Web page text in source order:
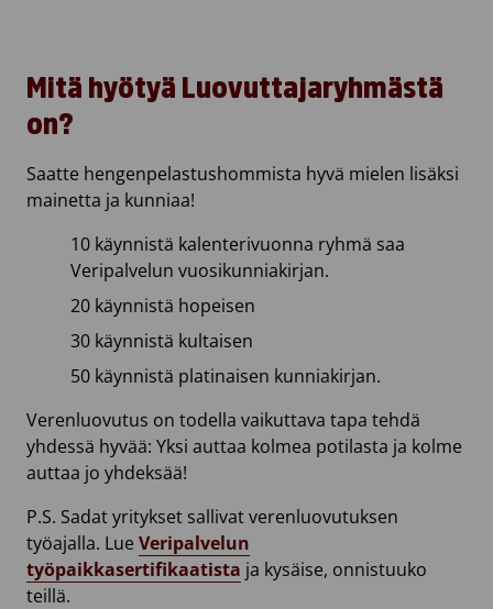
Mitä hyötyä Luovuttajaryhmästä
on?
Saatte hengenpelastushommista hyvä mielen lisäksi
mainetta ja kunniaa!
10 käynnistä kalenterivuonna ryhmä saa
Veripalvelun vuosikunniakirjan.
20 käynnistä hopeisen
30 käynnistä kultaisen
50 käynnistä platinaisen kunniakirjan.
Verenluovutus on todella vaikuttava tapa tehdä
yhdessä hyvää: Yksi auttaa kolmea potilasta ja kolme
auttaa jo yhdeksää!
P.S. Sadat yritykset sallivat verenluovutuksen
työajalla. Lue Veripalvelun
työpaikkasertifikaatista ja kysäise, onnistuuko
teillä.